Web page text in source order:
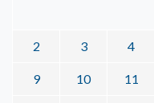
2 3 4
9 10 11